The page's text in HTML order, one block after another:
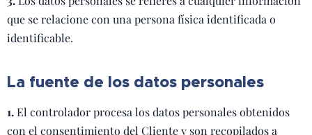
que se relacione con una persona física identificada o
identificable.
La fuente de los datos personales
1.El controlador procesa los datos personales obtenidos
con el consentimiento del Cliente y son recopilados a